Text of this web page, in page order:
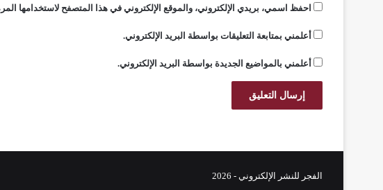
احفظ اسمي، بريدي الإلكتروني، والموقع الإلكتروني في هذا المتصفح لاستخدامها
أعلمني بمتابعة التعليقات بواسطة البريد الإلكتروني.
أعلمني بالمواضيع الجديدة بواسطة البريد الإلكتروني.
الفجر للنشر الإلكتروني - 2026